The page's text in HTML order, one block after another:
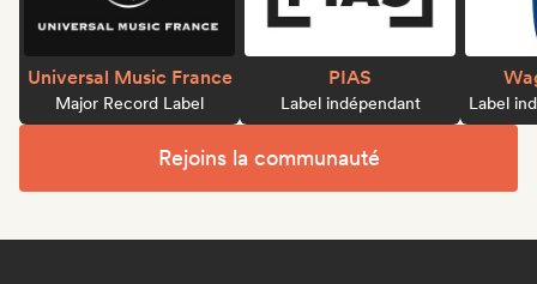
Universal Music France
Major Record Label
PIAS
Label indépendant Label
Rejoins la communauté